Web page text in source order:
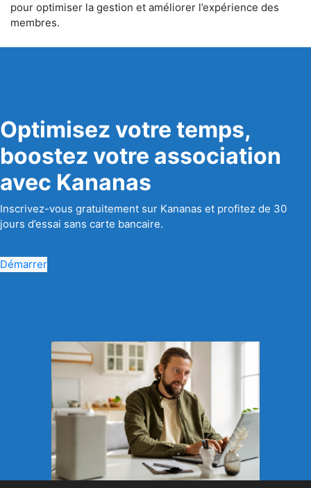
pour optimiser la gestion et améliorer l’expérience des
membres.
Optimisez votre temps,
boostez votre association
avec Kananas
Inscrivez-vous gratuitement sur Kananas et profitez de 30
jours d’essai sans carte bancaire.
Démarrer